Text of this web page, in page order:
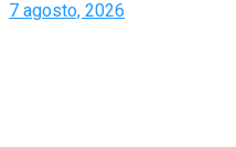
7 agosto, 2026